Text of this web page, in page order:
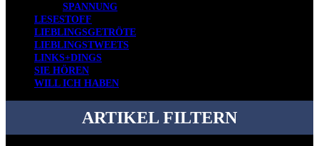
SPANNUNG
LESESTOFF
LIEBLINGSGETRÖTE
LIEBLINGSTWEETS
LINKS+DINGS
SIE HÖREN
WILL ICH HABEN
ARTIKEL FILTERN